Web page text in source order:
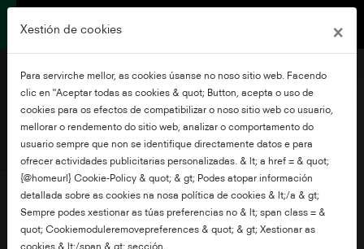
75" QV3F Series
Xestión de cookies ×
Para servirche mellor, as cookies úsanse no noso sitio web. Facendo
clic en "Aceptar todas as cookies & quot; Button, acepta o uso de
cookies para os efectos de compatibilizar o noso sitio web co usuario,
mellorar o rendemento do sitio web, analizar o comportamento do
usuario sempre que non se identifique directamente datos e para
ofrecer actividades publicitarias personalizadas. & lt; a href = & quot;
{@homeurl} Cookie-Policy & quot; & gt; Podes atopar información
detallada sobre as cookies na nosa política de cookies & lt;/a & gt;
Sempre podes xestionar as túas preferencias no & lt; span class = &
quot; Cookiemoduleremovepreferences & quot; & gt; Xestionar as
cookies & lt;/span & gt; sección.